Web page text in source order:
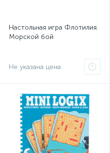
Настольная игра Флотилия.
Морской бой
Не указана цена